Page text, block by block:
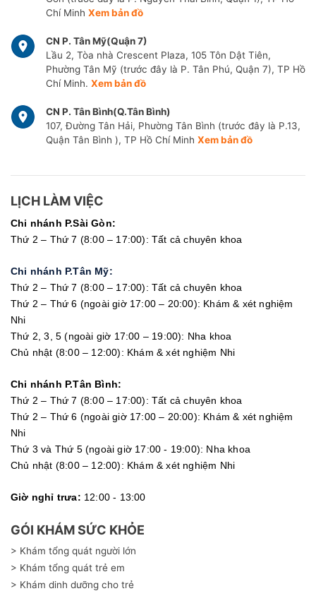
Chí Minh Xem bản đồ
CN P. Tân Mỹ(Quận 7)
Lầu 2, Tòa nhà Crescent Plaza, 105 Tôn Dật Tiên,
Phường Tân Mỹ (trước đây là P. Tân Phú, Quận 7), TP Hồ
Chí Minh. Xem bản đồ
CN P. Tân Bình(Q.Tân Bình)
107, Đường Tân Hải, Phường Tân Bình (trước đây là P.13,
Quận Tân Bình ), TP Hồ Chí Minh Xem bản đồ
LỊCH LÀM VIỆC
Chi nhánh P.Sài Gòn:
Thứ 2 – Thứ 7 (8:00 – 17:00): Tất cả chuyên khoa
Chi nhánh P.Tân Mỹ:
Thứ 2 – Thứ 7 (8:00 – 17:00): Tất cả chuyên khoa
Thứ 2 – Thứ 6 (ngoài giờ 17:00 – 20:00): Khám & xét nghiệm
Nhi
Thứ 2, 3, 5 (ngoài giờ 17:00 – 19:00): Nha khoa
Chủ nhật (8:00 – 12:00): Khám & xét nghiệm Nhi
Chi nhánh P.Tân Bình:
Thứ 2 – Thứ 7 (8:00 – 17:00): Tất cả chuyên khoa
Thứ 2 – Thứ 6 (ngoài giờ 17:00 – 20:00): Khám & xét nghiệm
Nhi
Thứ 3 và Thứ 5 (ngoài giờ 17:00 - 19:00): Nha khoa
Chủ nhật (8:00 – 12:00): Khám & xét nghiệm Nhi
Giờ nghỉ trưa: 12:00 - 13:00
GÓI KHÁM SỨC KHỎE
> Khám tổng quát người lớn
> Khám tổng quát trẻ em
> Khám dinh dưỡng cho trẻ